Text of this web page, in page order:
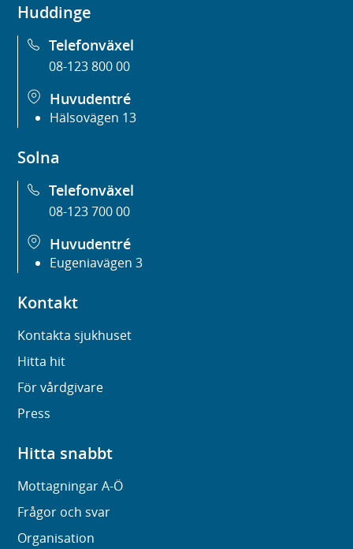
Huddinge
Telefonväxel
08-123 800 00
Huvudentré
Hälsovägen 13
Solna
Telefonväxel
08-123 700 00
Huvudentré
Eugeniavägen 3
Kontakt
Kontakta sjukhuset
Hitta hit
För vårdgivare
Press
Hitta snabbt
Mottagningar A-Ö
Frågor och svar
Organisation